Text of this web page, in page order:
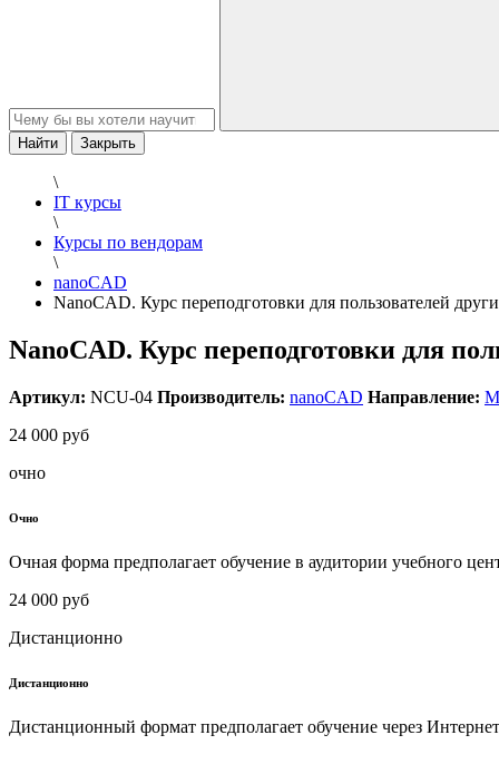
Найти Закрыть
\
IT курсы
\
Курсы по вендорам
\
nanoCAD
NanoCAD. Курс переподготовки для пользователей
NanoCAD. Курс переподготовки для
Артикул: NCU-04 Производитель: nanoCAD Направление:
24 000 руб
очно
Очно
Очная форма предполагает обучение в аудитории учебного
24 000 руб
Дистанционно
Дистанционно
Дистанционный формат предполагает обучение через